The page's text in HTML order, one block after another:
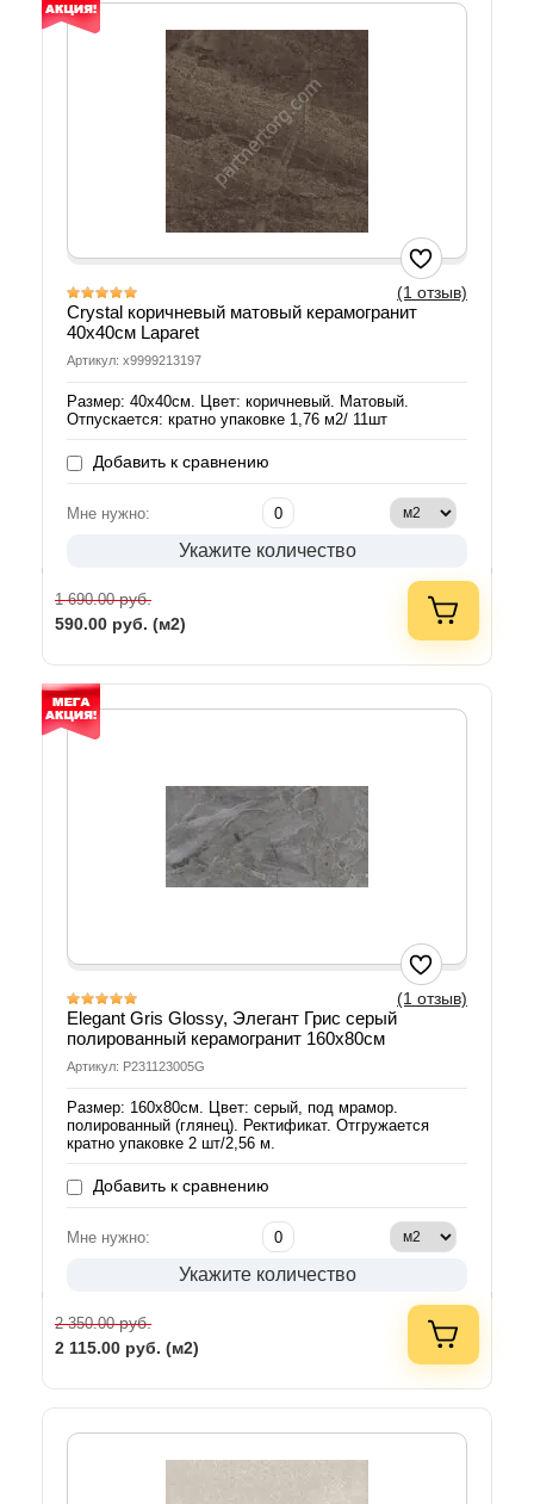
(1 отзыв)
Crystal коричневый матовый керамогранит
40х40см Laparet
Артикул: х9999213197
Размер: 40х40см. Цвет: коричневый. Матовый.
Отпускается: кратно упаковке 1,76 м2/ 11шт
Добавить к сравнению
Мне нужно:
Укажите количество
1 690.00руб.
590.00 руб. (м2)
(1 отзыв)
Elegant Gris Glossy, Элегант Грис серый
полированный керамогранит 160х80см
Артикул: P231123005G
Размер: 160х80см. Цвет: серый, под мрамор.
полированный (глянец). Ректификат. Отгружается
кратно упаковке 2 шт/2,56 м.
Добавить к сравнению
Мне нужно:
Укажите количество
2 350.00руб.
2 115.00 руб. (м2)